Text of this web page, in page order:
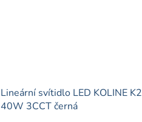
Lineární svítidlo LED KOLINE K2
40W 3CCT černá